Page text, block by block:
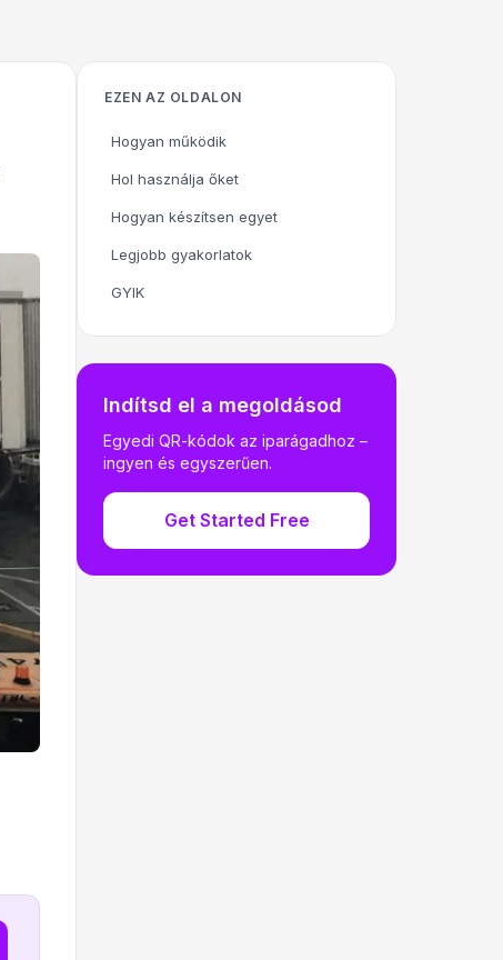
EZEN AZ OLDALON
Hogyan működik
Hol használja őket
Hogyan készítsen egyet
Legjobb gyakorlatok
GYIK
Indítsd el a megoldásod
Egyedi QR-kódok az iparágadhoz –
ingyen és egyszerűen.
Get Started Free